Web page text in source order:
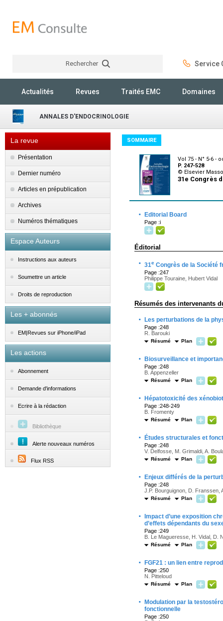
Rechercher Service
Actualités Revues Traités EMC Domaines
ANNALES D'ENDOCRINOLOGIE
La revue
Présentation
Dernier numéro
Articles en prépublication
Archives
Numéros thématiques
Espace Auteurs
Instructions aux auteurs
Soumettre un article
Droits de reproduction
Les + abonnés
EM|Revues sur iPhone/iPad
Les actions
Abonnement
Demande d'informations
Ecrire à la rédaction
Bibliothèque
Alerte nouveaux numéros
Flux RSS
SOMMAIRE
Vol 75 - N° 5-6 -
P. 247-528
© Elsevier
31e Congrès
· Editorial Board
Page :i
Éditorial
· 31e Congrès de la Société
Page :247
Philippe Touraine, Hubert Vidal
Résumés des intervenants
· Les perturbations de la
Page :248
R. Barouki
Résumé Plan
· Biosurveillance et
Page :248
B. Appenzeller
Résumé Plan
· Hépatotoxicité des
Page :248-249
B. Fromenty
Résumé Plan
· Études structurales et
Page :248
V. Delfosse, M. Grimaldi, A.
Résumé Plan
· Enjeux différés de la
Page :248
J.P. Bourguignon, D. Franssen,
Résumé Plan
·
Impact d’une exposition
d’effets dépendants du
Page :249
B. Le Magueresse, H. Vidal, D.
Résumé Plan
· FGF21 : un lien entre
Page :250
N. Pitteloud
Résumé Plan
·
Modulation par la
fonctionnelle
Page :250